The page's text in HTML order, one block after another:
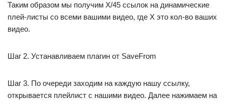
Таким образом мы получим X/45 ссылок на динамические
плей-листы со всеми вашими видео, где X это кол-во ваших
видео.
Шаг 2. Устанавливаем плагин от SaveFrom
Шаг 3. По очереди заходим на каждую нашу ссылку,
открывается плейлист с нашими видео. Далее нажимаем на